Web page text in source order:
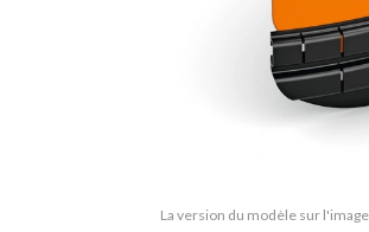
La version du modèle sur